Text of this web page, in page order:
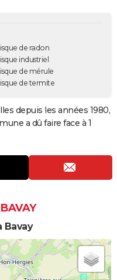
de radon
industriel
de mérule
de termite
depuis les années 1980,
a dû faire face à 1
Bavay